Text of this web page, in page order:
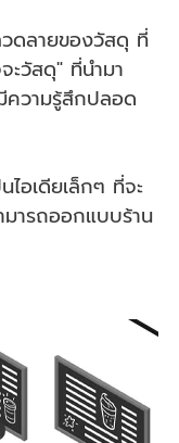
วดลายของวัสดุ ที่
ะวัสดุ" ที่นำมา
ความรู้สึกปลอด
ไอเดียเล็กๆ ที่จะ
มารถออกแบบร้าน